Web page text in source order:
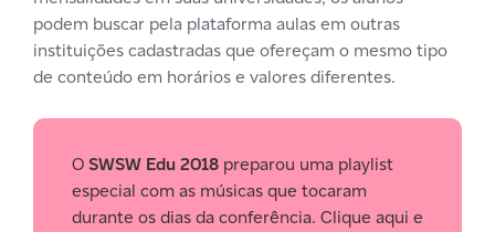
podem buscar pela plataforma aulas em outras
instituições cadastradas que ofereçam o mesmo tipo
de conteúdo em horários e valores diferentes.
OSWSW Edu 2018 preparou uma playlist
especial com as músicas que tocaram
durante os dias da conferência. Clique aqui e